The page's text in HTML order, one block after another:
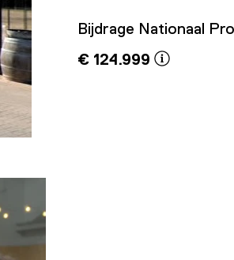
Bijdrage Nationaal
€ 124.999